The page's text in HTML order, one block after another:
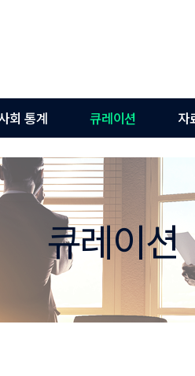
회 통계 큐레이션 자
큐레이션